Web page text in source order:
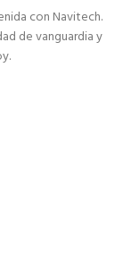
con Navitech.
de vanguardia y